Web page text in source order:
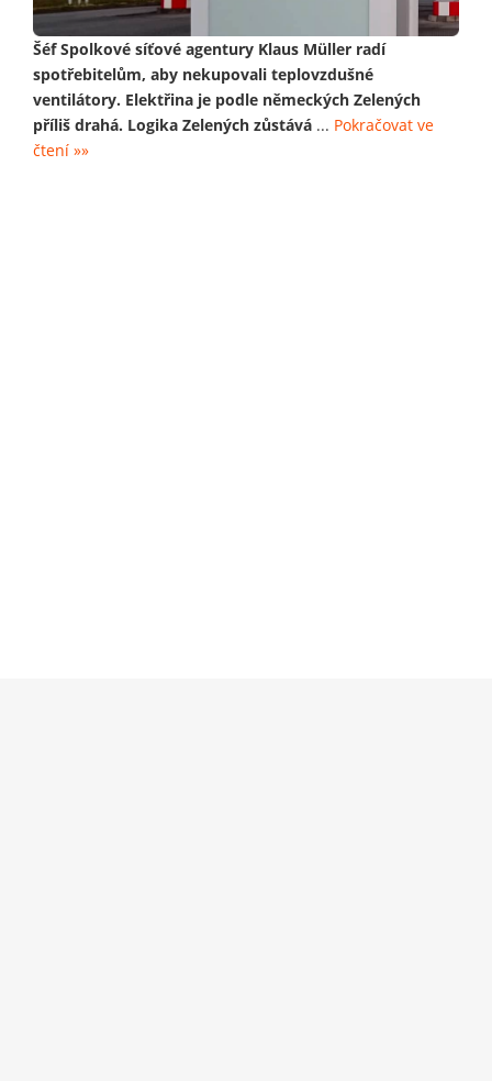
Šéf Spolkové síťové agentury Klaus Müller radí
spotřebitelům, aby nekupovali teplovzdušné
ventilátory. Elektřina je podle německých Zelených
příliš drahá. Logika Zelených zůstává ... Pokračovat ve
čtení »»